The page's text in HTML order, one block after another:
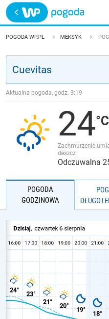
Trwa ładowanie
POLSKA
JAKOŚĆ POWIETRZA
POGODA WP.PL MEKSYK
Aktualna pogoda, godz. 3:19
24
Zachmurzenie
deszcz
Odczuwalna
POGODA
GODZINOWA